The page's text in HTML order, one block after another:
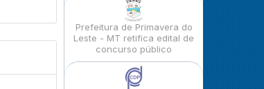
Prefeitura de Primavera do
Leste - MT retifica edital de
concurso público